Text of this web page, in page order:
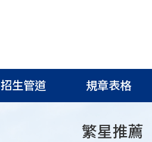
招生管道 規章表格
繁星推薦